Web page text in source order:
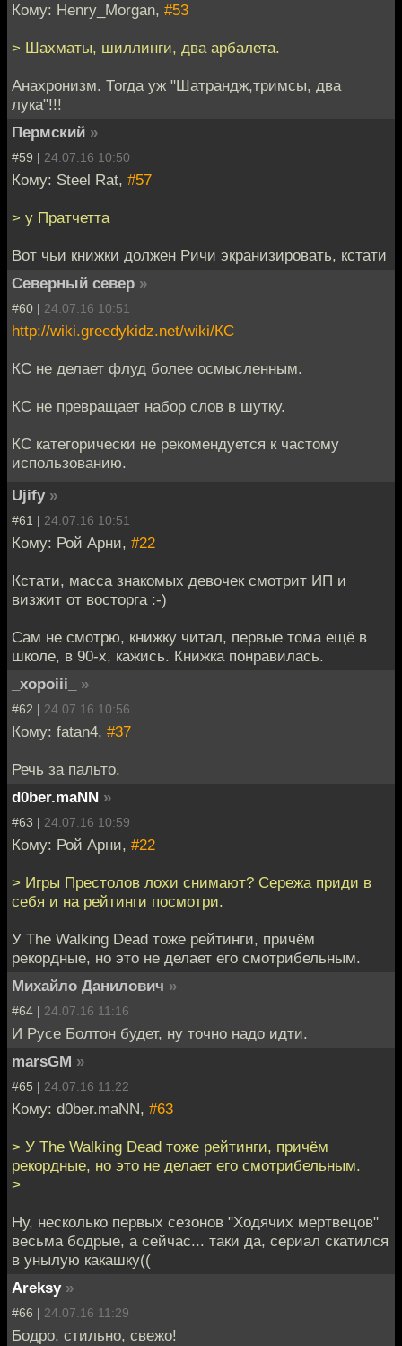
Кому: Henry_Morgan, #53
> Шахматы, шиллинги, два арбалета.
Анахронизм. Тогда уж "Шатрандж,тримсы, два
лука"!!!
Пермский »
#59 | 24.07.16 10:50
Кому: Steel Rat, #57
> у Пратчетта
Вот чьи книжки должен Ричи экранизировать, кстати
Северный север »
#60 | 24.07.16 10:51
http://wiki.greedykidz.net/wiki/КС
КС не делает флуд более осмысленным.
КС не превращает набор слов в шутку.
КС категорически не рекомендуется к частому
использованию.
Ujify »
#61 | 24.07.16 10:51
Кому: Рой Арни, #22
Кстати, масса знакомых девочек смотрит ИП и
визжит от восторга :-)
Сам не смотрю, книжку читал, первые тома ещё в
школе, в 90-х, кажись. Книжка понравилась.
_xopoiii_
»
#62 | 24.07.16 10:56
Кому: fatan4, #37
Речь за пальто.
d0ber.maNN »
#63 | 24.07.16 10:59
Кому: Рой Арни, #22
> Игры Престолов лохи снимают? Сережа приди в
себя и на рейтинги посмотри.
У The Walking Dead тоже рейтинги, причём
рекордные, но это не делает его смотрибельным.
Михайло Данилович »
#64 | 24.07.16 11:16
И Русе Болтон будет, ну точно надо идти.
marsGM »
#65 | 24.07.16 11:22
Кому: d0ber.maNN, #63
> У The Walking Dead тоже рейтинги, причём
рекордные, но это не делает его смотрибельным.
>
Ну, несколько первых сезонов "Ходячих мертвецов"
весьма бодрые, а сейчас... таки да, сериал скатился
в унылую какашку((
Areksy »
#66 | 24.07.16 11:29
Бодро, стильно, свежо!